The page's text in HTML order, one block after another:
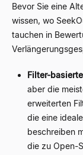
Bevor Sie eine
wissen, wo
tauchen in
Filter-
aber die
erweiterten
die eine
beschreiben
die zu Open-